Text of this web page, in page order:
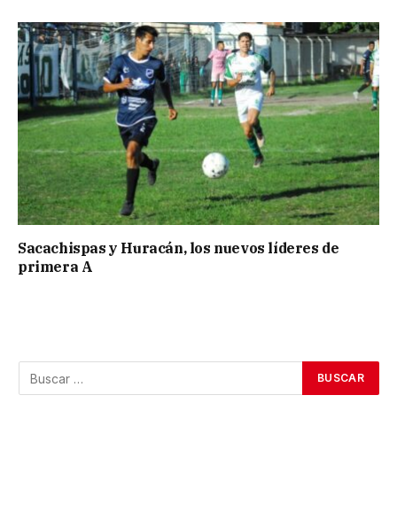
Sacachispas y Huracán, los nuevos líderes de
primera A